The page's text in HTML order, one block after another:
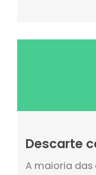
Descarte
A maioria